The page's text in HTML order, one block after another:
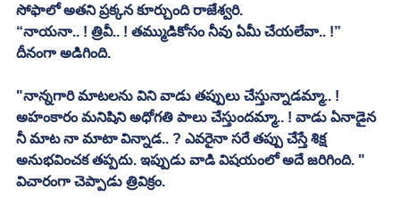
సోఫాలో అతని ప్రక్కన కూర్చుంది రాజేశ్వరి.
“నాయనా.. ! త్రివీ.. ! తమ్ముడికోసం నీవు ఏమీ చేయలేవా.. !”
దీనంగా అడిగింది.
"నాన్నగారి మాటలను విని వాడు తప్పులు చేస్తున్నాడమ్మా.. !
అహంకారం మనిషిని అధోగతి పాలు చేస్తుందమ్మా.. ! వాడు ఏనాడైన
నీ మాట నా మాటా విన్నాడ.. ? ఎవరైనా సరే తప్పు చేస్తే శిక్ష
అనుభవించక తప్పదు. ఇప్పుడు వాడి విషయంలో అదే జరిగింది. "
విచారంగా చెప్పాడు త్రివిక్రం.